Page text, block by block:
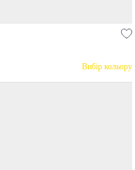
Вибір кольору